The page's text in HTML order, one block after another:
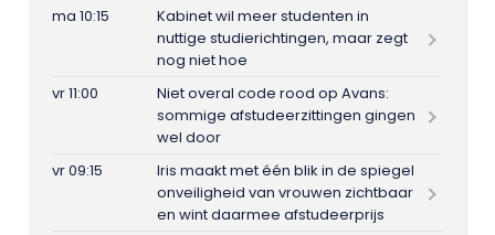
ma 10:15
Kabinet wil meer studenten in
nuttige studierichtingen, maar zegt
nog niet hoe
vr 11:00
Niet overal code rood op Avans:
sommige afstudeerzittingen gingen
wel door
vr 09:15
Iris maakt met één blik in de spiegel
onveiligheid van vrouwen zichtbaar
en wint daarmee afstudeerprijs